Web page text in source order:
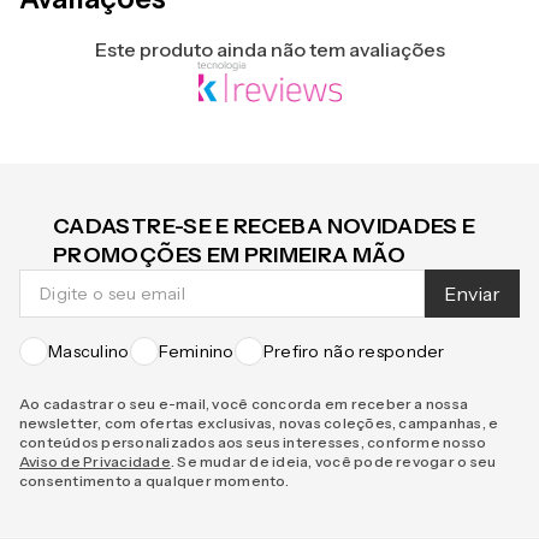
Este produto ainda não tem avaliações
CADASTRE-SE E RECEBA NOVIDADES E
PROMOÇÕES EM PRIMEIRA MÃO
Enviar
Masculino Feminino Prefiro não responder
Ao cadastrar o seu e-mail, você concorda em receber a nossa
newsletter, com ofertas exclusivas, novas coleções, campanhas, e
conteúdos personalizados aos seus interesses, conforme nosso
Aviso de Privacidade . Se mudar de ideia, você pode revogar o seu
consentimento a qualquer momento.